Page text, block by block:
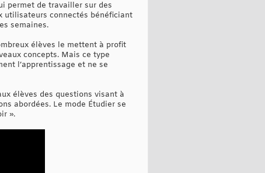
permet de travailler sur des
utilisateurs connectés bénéficiant
semaines.
élèves le mettent à profit
concepts. Mais ce type
l’apprentissage et ne se
élèves des questions visant à
abordées. Le mode Étudier se
».